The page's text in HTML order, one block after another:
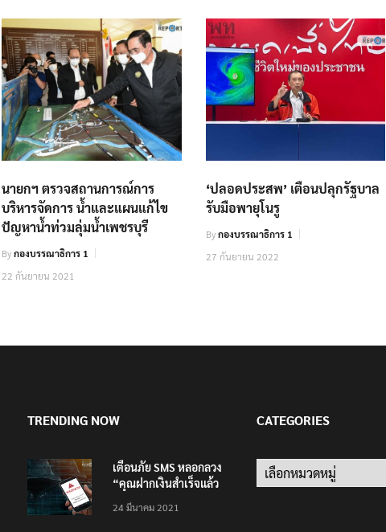
นายกฯ ตรวจสถานการณ์การ
บริหารจัดการ น้ำและแผนแก้ไข
ปัญหาน้ำท่วมลุ่มน้ำเพชรบุรี
Byกองบรรณาธิการ 1
22 กันยายน 2021
‘ปลอดประสพ’ เตือนปลุกรัฐบาล
รับมือพายุโนรู
Byกองบรรณาธิการ 1
27 กันยายน 2022
TRENDING NOW
เตือนภัย SMS หลอกลวง
“คุณฝากเงินสำเร็จแล้ว
200,000 บาท”
24 มีนาคม 2021
CATEGORIES
Categories